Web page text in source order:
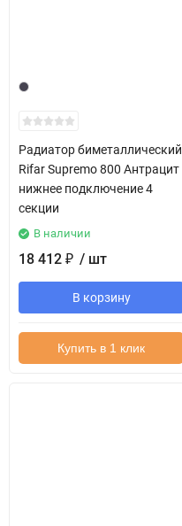
Радиатор биметаллический
Rifar Supremo 800 Антрацит
нижнее подключение 4
секции
В наличии
18 412 ₽ / шт
В корзину
Купить в 1 клик